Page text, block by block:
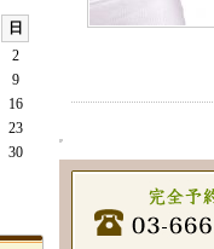
日
2
9
16
23
30